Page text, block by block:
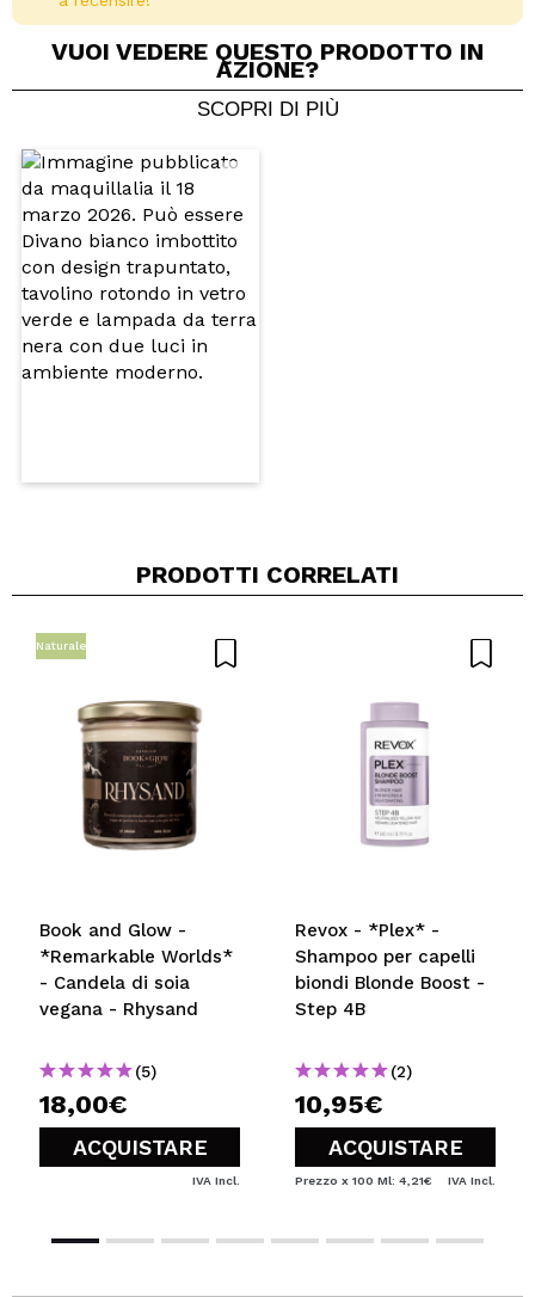
Condividi un video o una foto
Il tuo video potrebbe essere il primo. Immaginalo...
Consiglieresti questo acquisto?
VUOI VEDERE QUESTO PRODOTTO IN
AZIONE?
SCOPRI DI PIÙ
PRODOTTI CORRELATI
Naturale
Book and Glow -
*Remarkable Worlds*
- Candela di soia
vegana - Rhysand
(5)
18,00€
ACQUISTARE
IVA Incl.
Revox - *Plex* -
Shampoo per capelli
biondi Blonde Boost -
Step 4B
(2)
10,95€
ACQUISTARE
Prezzo x 100 Ml: 4,21€ IVA Incl.